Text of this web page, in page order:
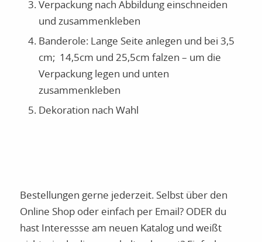
Verpackung nach Abbildung einschneiden
und zusammenkleben
Banderole: Lange Seite anlegen und bei 3,5
cm; 14,5cm und 25,5cm falzen – um die
Verpackung legen und unten
zusammenkleben
Dekoration nach Wahl
Bestellungen gerne jederzeit. Selbst über den
Online Shop oder einfach per Email? ODER du
hast Interessse am neuen Katalog und weißt